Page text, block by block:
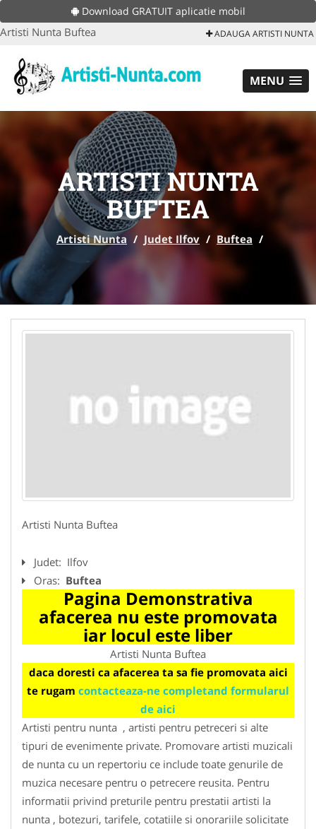
Download GRATUIT aplicatie mobil
Artisti Nunta Buftea ADAUGA ARTISTI NUNTA
MENU
ARTISTI NUNTA
BUFTEA
Artisti Nunta / Judet Ilfov / Buftea /
Artisti Nunta Buftea
Judet: Ilfov
Oras: Buftea
Pagina Demonstrativa
afacerea nu este promovata
iar locul este liber
Artisti Nunta Buftea
daca doresti ca afacerea ta sa fie promovata aici
te rugam contacteaza-ne completand formularul
de aici
Artisti pentru nunta , artisti pentru petreceri si alte
tipuri de evenimente private. Promovare artisti muzicali
de nunta cu un repertoriu ce include toate genurile de
muzica necesare pentru o petrecere reusita. Pentru
informatii privind preturile pentru prestatii artisti la
nunta , botezuri, tarifele, cotatiile si onorariile solicitate